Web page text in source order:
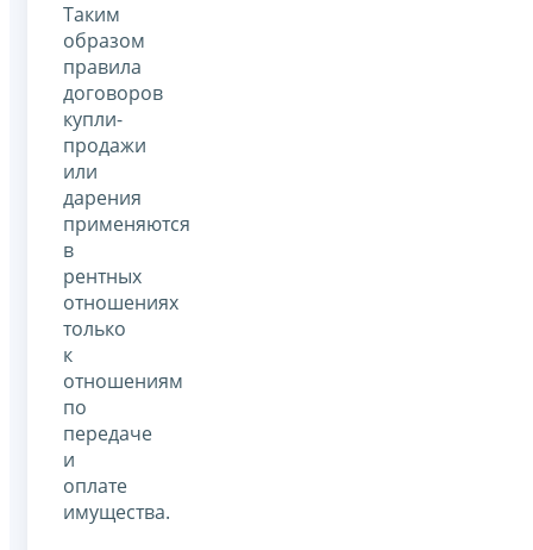
Таким
образом
правила
договоров
купли-
продажи
или
дарения
применяются
в
рентных
отношениях
только
к
отношениям
по
передаче
и
оплате
имущества.